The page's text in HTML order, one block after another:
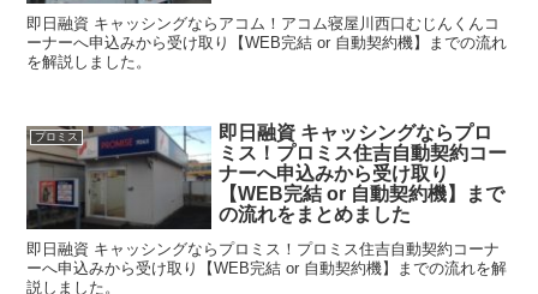
即日融資 キャッシングならアコム！アコム寝屋川西口むじんくんコ
ーナーへ申込みから受け取り【WEB完結 or 自動契約機】までの流れ
を解説しました。
プロミス
即日融資 キャッシングならプロ
ミス！プロミス住吉自動契約コー
ナーへ申込みから受け取り
【WEB完結 or 自動契約機】まで
の流れをまとめました
即日融資 キャッシングならプロミス！プロミス住吉自動契約コーナ
ーへ申込みから受け取り【WEB完結 or 自動契約機】までの流れを解
説しました。